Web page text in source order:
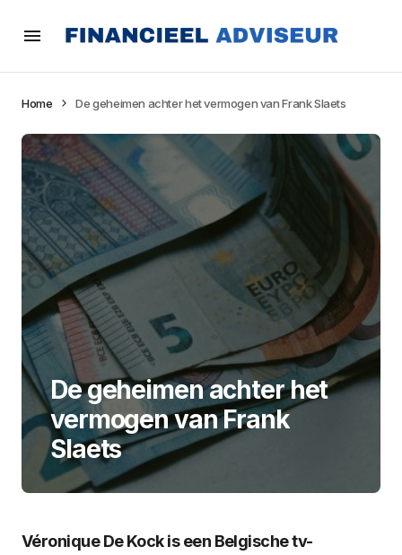
Home De geheimen achter het vermogen van Frank Slaets
De geheimen achter het
vermogen van Frank
Slaets
Véronique De Kock is een Belgische tv-